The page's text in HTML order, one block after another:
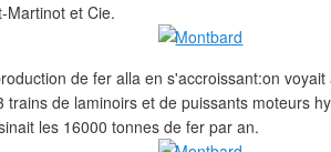
Martinot et Cie.
de fer alla en s'accroissant:on
trains de laminoirs et de puissants moteurs
les 16000 tonnes de fer par an.